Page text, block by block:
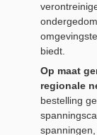
biedt.
Op maat
regionale
bestelling